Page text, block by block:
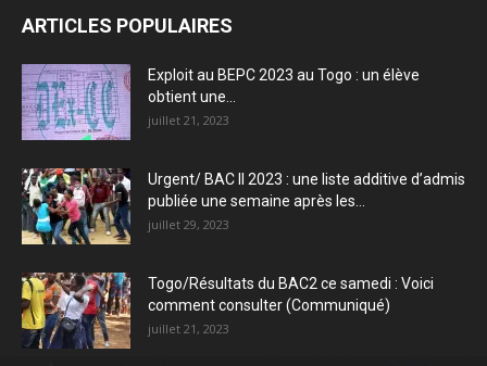
ARTICLES POPULAIRES
Exploit au BEPC 2023 au Togo : un élève
obtient une...
juillet 21, 2023
Urgent/ BAC II 2023 : une liste additive d’admis
publiée une semaine après les...
juillet 29, 2023
Togo/Résultats du BAC2 ce samedi : Voici
comment consulter (Communiqué)
juillet 21, 2023